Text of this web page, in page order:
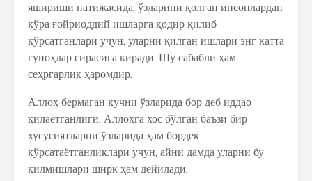
яшириши натижасида, ўзларини қолган инсонлардан
кўра ғойриоддий ишларга қодир қилиб
кўрсатганлари учун, уларни қилган ишлари энг катта
гуноҳлар сирасига киради. Шу сабабли ҳам
сеҳргарлик ҳаромдир.
Аллоҳ бермаган кучни ўзларида бор деб иддао
қилаётганлиги, Аллоҳга хос бўлган баъзи бир
хусусиятларни ўзларида ҳам бордек
кўрсатаётганликлари учун, айни дамда уларни бу
қилмишлари ширк ҳам дейилади.